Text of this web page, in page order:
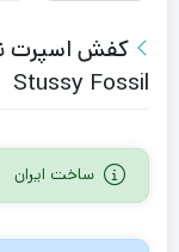
Stussy Fossil
ساخت ایران